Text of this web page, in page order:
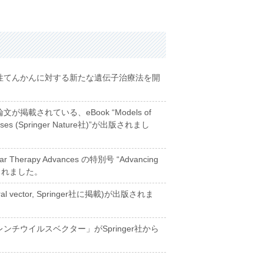
てんかんに対する新たな遺伝子治療法を開
が掲載されている、eBook “Models of
(Springer Nature社)”が出版されまし
Therapy Advances の特別号 “Advancing
ました。
vector, Springer社に掲載)が出版されま
チウイルスベクター」がSpringer社から